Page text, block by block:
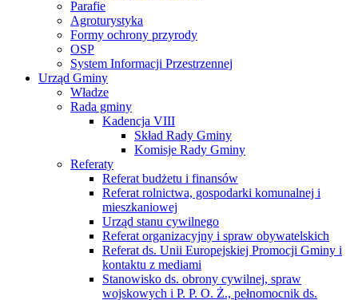
Parafie
Agroturystyka
Formy ochrony przyrody
OSP
System Informacji Przestrzennej
Urząd Gminy
Władze
Rada gminy
Kadencja VIII
Skład Rady Gminy
Komisje Rady Gminy
Referaty
Referat budżetu i finansów
Referat rolnictwa, gospodarki komunalnej i
mieszkaniowej
Urząd stanu cywilnego
Referat organizacyjny i spraw obywatelskich
Referat ds. Unii Europejskiej Promocji Gminy i
kontaktu z mediami
Stanowisko ds. obrony cywilnej, spraw
wojskowych i P. P. O. Ż., pełnomocnik ds.